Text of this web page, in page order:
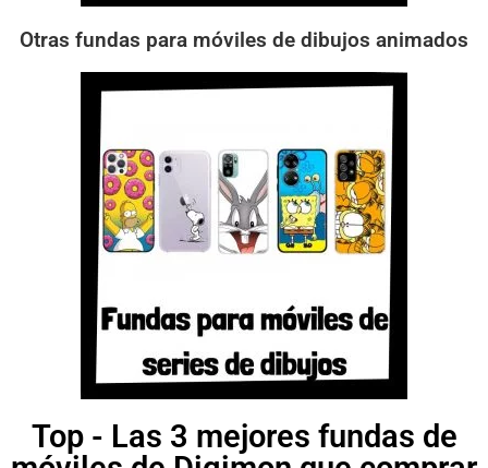
Otras fundas para móviles de dibujos animados
Top - Las 3 mejores fundas de